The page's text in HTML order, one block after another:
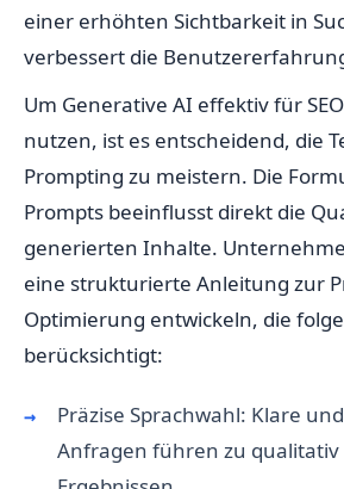
einer erhöhten Sichtbarkeit in
verbessert die
Um Generative AI effektiv für
nutzen, ist es entscheidend, die
Prompting zu meistern. Die
Prompts beeinflusst direkt die
generierten Inhalte.
eine strukturierte Anleitung zur
Optimierung entwickeln, die
berücksichtigt:
Präzise Sprachwahl: Klare
Anfragen führen zu